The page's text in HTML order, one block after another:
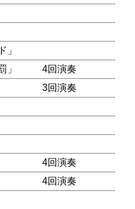
」
」
4回演奏
3回演奏
4回演奏
4回演奏